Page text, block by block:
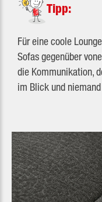
Tipp:
Für eine coole
Sofas gegenüber
die Kommunikation,
im Blick und